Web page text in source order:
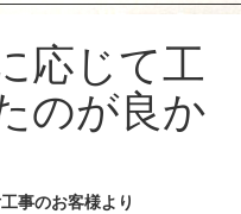
応じて工
のが良か
事のお客様より